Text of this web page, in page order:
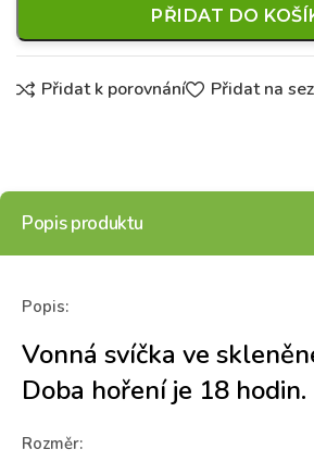
PŘIDAT DO
Přidat k porovnání Přidat na
Popis produktu
Popis:
Vonná svíčka ve
Doba hoření je 18 hodin.
Rozměr: